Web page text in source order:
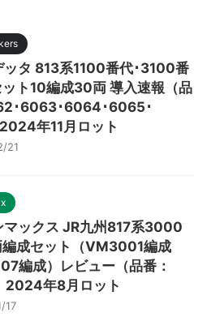
ッタ 813系1100番代･3100番
ト10編成30両 導入速報（品
･6063･6064･6065･
年11月ロット
21
マックス JR九州817系3000
成セット（VM3001編成
編成）レビュー（品番：
2024年8月ロット
17